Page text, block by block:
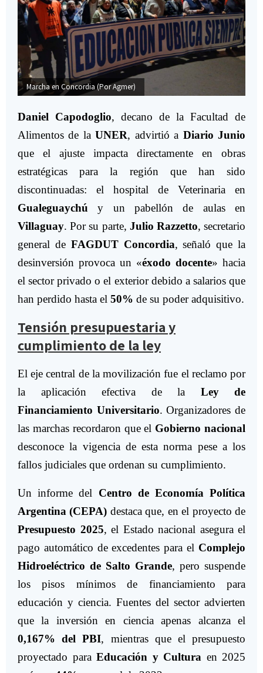
Marcha en Concordia (Por Agmer)
Daniel Capodoglio, decano de la Facultad de
Alimentos de laUNER, advirtió a Diario Junio
que el ajuste impacta directamente en obras
estratégicas para la región que han sido
discontinuadas: el hospital de Veterinaria en
Gualeguaychú y un pabellón de aulas en
Villaguay. Por su parte, Julio Razzetto, secretario
general de FAGDUT Concordia, señaló que la
desinversión provoca un «éxodo docente» hacia
el sector privado o el exterior debido a salarios que
han perdido hasta el 50% de su poder adquisitivo.
Tensión presupuestaria y
cumplimiento de la ley
El eje central de la movilización fue el reclamo por
la aplicación efectiva de la Ley de
Financiamiento Universitario. Organizadores de
las marchas recordaron que el Gobierno nacional
desconoce la vigencia de esta norma pese a los
fallos judiciales que ordenan su cumplimiento.
Un informe del Centro de Economía Política
Argentina (CEPA) destaca que, en el proyecto de
Presupuesto 2025, el Estado nacional asegura el
pago automático de excedentes para el Complejo
Hidroeléctrico de Salto Grande, pero suspende
los pisos mínimos de financiamiento para
educación y ciencia. Fuentes del sector advierten
que la inversión en ciencia apenas alcanza el
0,167% del PBI, mientras que el presupuesto
proyectado para Educación y Cultura en 2025